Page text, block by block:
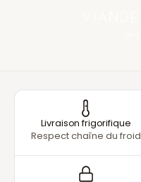
Livraison frigorifique
Respect chaîne du froid